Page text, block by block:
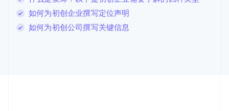
如何为初创企业撰写定位声明
如何为初创公司撰写关键信息
罗马尼亚
English